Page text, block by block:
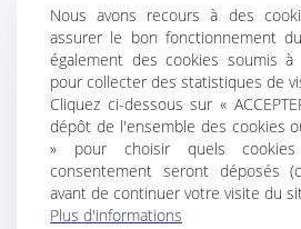
Nous avons recours à des
assurer le bon fonctionnement
également des cookies soumis à
pour collecter des statistiques de
Cliquez ci-dessous sur «
dépôt de l'ensemble des cookies
» pour choisir quels cookies
consentement seront déposés
avant de continuer votre visite du
Plus d'informations